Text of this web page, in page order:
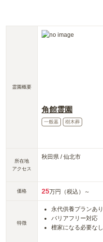
霊園概要
所在地
アクセス
価格
特徴
角館霊園
一般墓 樹木葬
秋田県 /仙北市
25万円（税込）～
永代供養プランあり
バリアフリー対応
檀家になる必要なし